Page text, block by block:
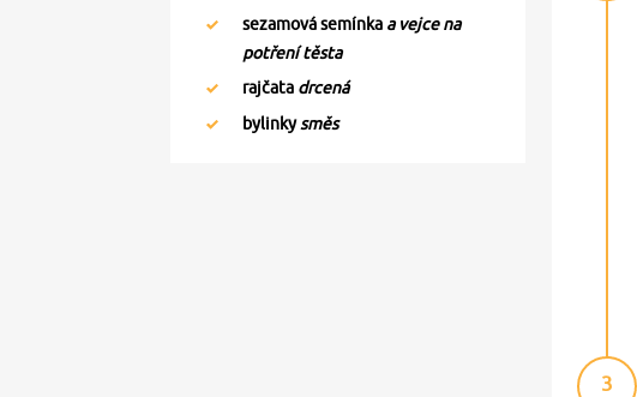
sezamová semínka a vejce na
potření těsta
rajčata drcená
bylinkysměs
3